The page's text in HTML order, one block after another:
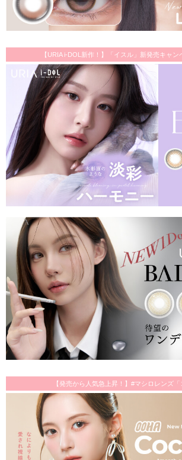
【URIA i-DOL新作！】「イスル」新発売キャン
【発売から人気急上昇！】#マシロレンズ「